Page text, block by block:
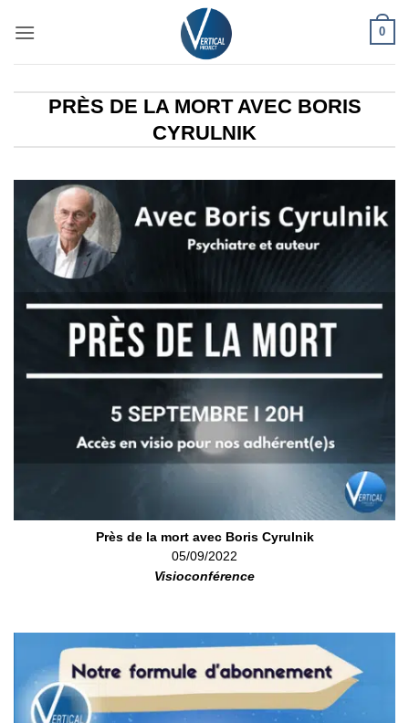
0
PRÈS DE LA MORT AVEC BORIS
CYRULNIK
Près de la mort avec Boris Cyrulnik
05/09/2022
Visioconférence